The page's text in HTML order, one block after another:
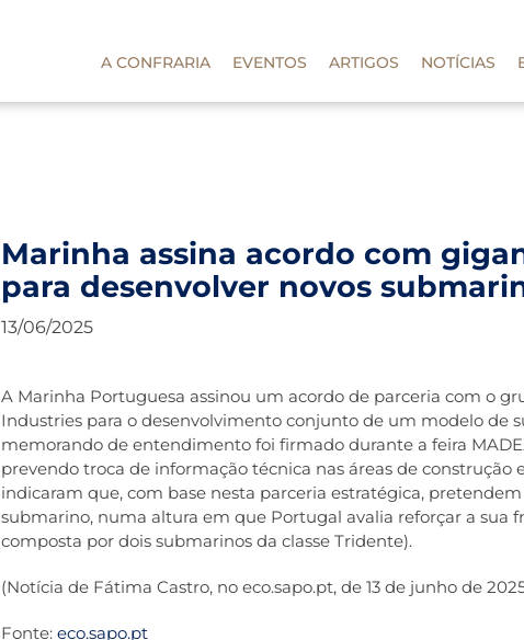
A CONFRARIA EVENTOS ARTIGOS NOTÍCIAS
Marinha assina acordo com
para desenvolver novos
13/06/2025
A Marinha Portuguesa assinou um acordo de parceria com o
Industries para o desenvolvimento conjunto de um modelo de
memorando de entendimento foi firmado durante a feira
prevendo troca de informação técnica nas áreas de construção
indicaram que, com base nesta parceria estratégica,
submarino, numa altura em que Portugal avalia reforçar a sua
composta por dois submarinos da classe Tridente).
(Notícia de Fátima Castro, no eco.sapo.pt, de 13 de junho de
Fonte:eco.sapo.pt